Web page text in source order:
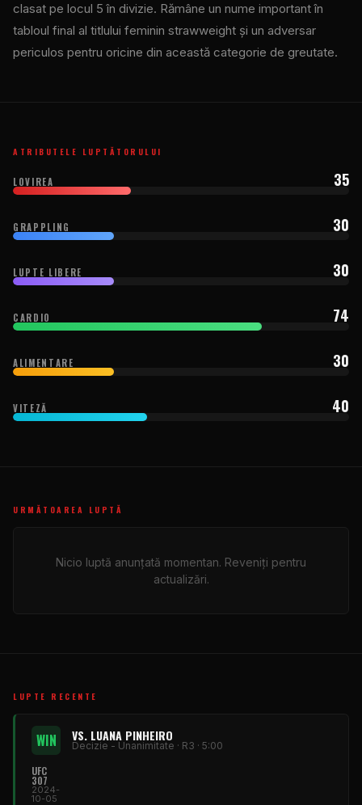
clasat pe locul 5 în divizie. Rămâne un nume important în
tabloul final al titlului feminin strawweight și un adversar
periculos pentru oricine din această categorie de greutate.
ATRIBUTELE LUPTĂTORULUI
LOVIREA 35
GRAPPLING 30
LUPTE LIBERE 30
CARDIO 74
ALIMENTARE 30
VITEZĂ 40
URMĂTOAREA LUPTĂ
Nicio luptă anunțată momentan. Reveniți pentru
actualizări.
LUPTE RECENTE
WIN VS. LUANA PINHEIRO
Decizie - Unanimitate · R3 · 5:00
UFC
307
2024-
10-05